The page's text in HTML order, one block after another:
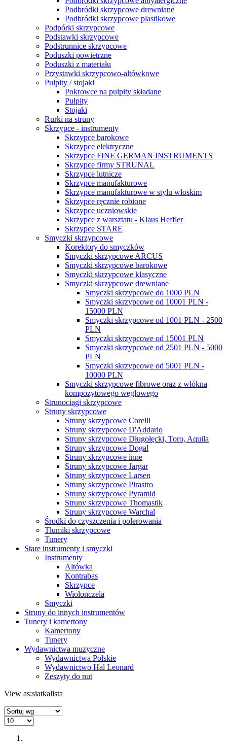
Podbródki skrzypcowe drewniane
Podbródki skrzypcowe plastikowe
Podpórki skrzypcowe
Podstawki skrzypcowe
Podstrunnice skrzypcowe
Poduszki powietrzne
Poduszki z materiału
Przystawki skrzypcowo-altówkowe
Pulpity / stojaki
Pokrowce na pulpity składane
Pulpity
Stojaki
Rurki na struny
Skrzypce - instrumenty
Skrzypce barokowe
Skrzypce elektryczne
Skrzypce FINE GERMAN INSTRUMENTS
Skrzypce firmy STRUNAL
Skrzypce lutnicze
Skrzypce manufakturowe
Skrzypce manufakturowe w stylu włoskim
Skrzypce ręcznie robione
Skrzypce uczniowskie
Skrzypce z warsztatu - Klaus Heffler
Skrzypce STARE
Smyczki skrzypcowe
Korektory do smyczków
Smyczki skrzypcowe ARCUS
Smyczki skrzypcowe barokowe
Smyczki skrzypcowe klasyczne
Smyczki skrzypcowe drewniane
Smyczki skrzypcowe do 1000 PLN
Smyczki skrzypcowe od 10001 PLN -
15000 PLN
Smyczki skrzypcowe od 1001 PLN - 2500
PLN
Smyczki skrzypcowe od 15001 PLN
Smyczki skrzypcowe od 2501 PLN - 5000
PLN
Smyczki skrzypcowe od 5001 PLN -
10000 PLN
Smyczki skrzypcowe fibrowe oraz z włókna
kompozytowego węglowego
Strunociągi skrzypcowe
Struny skrzypcowe
Struny skrzypcowe Corelli
Struny skrzypcowe D'Addario
Struny skrzypcowe Długołęcki, Toro, Aquila
Struny skrzypcowe Dogal
Struny skrzypcowe inne
Struny skrzypcowe Jargar
Struny skrzypcowe Larsen
Struny skrzypcowe Pirastro
Struny skrzypcowe Pyramid
Struny skrzypcowe Thomastik
Struny skrzypcowe Warchal
Środki do czyszczenia i polerowania
Tłumiki skrzypcowe
Tunery
Stare instrumenty i smyczki
Instrumenty
Altówka
Kontrabas
Skrzypce
Wiolonczela
Smyczki
Struny do innych instrumentów
Tunery i kamertony
Kamertony
Tunery
Wydawnictwa muzyczne
Wydawnictwa Polskie
Wydawnictwo Hal Leonard
Zeszyty do nut
View as:siatkalista